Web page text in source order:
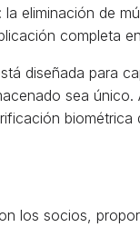
eliminación de
completa
diseñada para
sea
los socios,